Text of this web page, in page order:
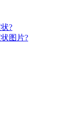
?
图片?